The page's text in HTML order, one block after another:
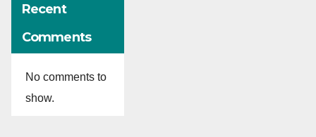
Recent
Comments
No comments to
show.